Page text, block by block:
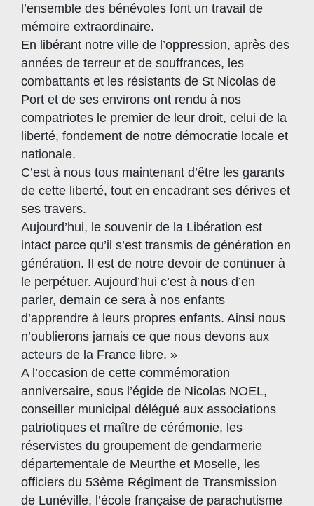
l’ensemble des bénévoles font un travail de
mémoire extraordinaire.
En libérant notre ville de l’oppression, après des
années de terreur et de souffrances, les
combattants et les résistants de St Nicolas de
Port et de ses environs ont rendu à nos
compatriotes le premier de leur droit, celui de la
liberté, fondement de notre démocratie locale et
nationale.
C’est à nous tous maintenant d’être les garants
de cette liberté, tout en encadrant ses dérives et
ses travers.
Aujourd’hui, le souvenir de la Libération est
intact parce qu’il s’est transmis de génération en
génération. Il est de notre devoir de continuer à
le perpétuer. Aujourd’hui c’est à nous d’en
parler, demain ce sera à nos enfants
d’apprendre à leurs propres enfants. Ainsi nous
n’oublierons jamais ce que nous devons aux
acteurs de la France libre. »
A l’occasion de cette commémoration
anniversaire, sous l’égide de Nicolas NOEL,
conseiller municipal délégué aux associations
patriotiques et maître de cérémonie, les
réservistes du groupement de gendarmerie
départementale de Meurthe et Moselle, les
officiers du 53ème Régiment de Transmission
de Lunéville, l’école française de parachutisme